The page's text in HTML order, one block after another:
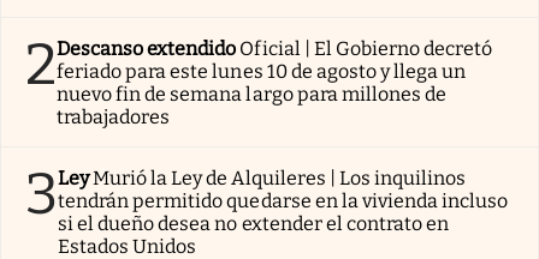
2Descanso extendido Oficial | El Gobierno decretó
feriado para este lunes 10 de agosto y llega un
nuevo fin de semana largo para millones de
trabajadores
3LeyMurió la Ley de Alquileres | Los inquilinos
tendrán permitido quedarse en la vivienda incluso
si el dueño desea no extender el contrato en
Estados Unidos